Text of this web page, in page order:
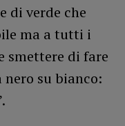
di verde che
ma a tutti i
smettere di fare
su bianco: